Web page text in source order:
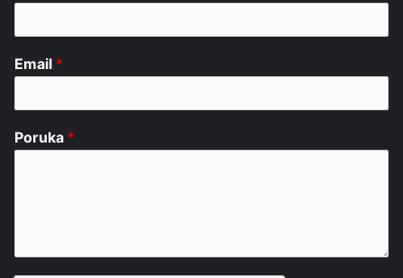
Email *
Poruka *